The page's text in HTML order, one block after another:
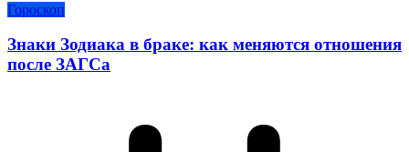
Гороскоп
Знаки Зодиака в браке: как меняются отношения
после ЗАГСа